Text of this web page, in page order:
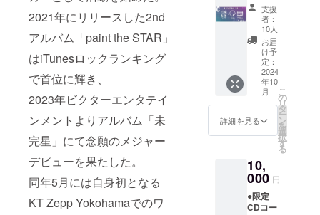
2021年にリリースした2nd
アルバム「paint the STAR」
はiTunesロックランキング
で首位に輝き、
2023年ビクターエンタテイ
ンメントよりアルバム「未
完星」にて念願のメジャー
デビューを果たした。
同年5月には自身初となる
KT Zepp Yokohamaでのワ
⋆チケッ
ト先行
予約権
⋆お礼
メッ
セージ
画像 ⋆
お礼
メッ
セージ
動画 ⋆
ライブ
ツアー
⋆ツアー
KVス
テッ
カー ⋆
支援証
支援
者：
10人
お届
け予
定：
2024
年10
月
詳細を見る
こ
の
リ
タ
ー
ン
を
選
択
す
る
10,
000 円
●限定
CDコー